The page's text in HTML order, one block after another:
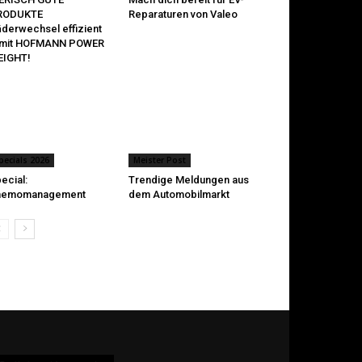
effizient
HOFMANN POWER
Reparaturen von Valeo
2026 Meister Post
Trendige Meldungen aus
dem Automobilmarkt